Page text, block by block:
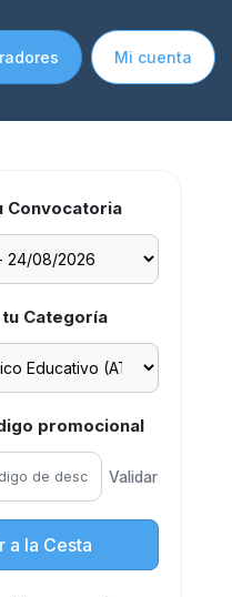
Mi cuenta
Convocatoria
Categoría
promocional
Validar
a la Cesta